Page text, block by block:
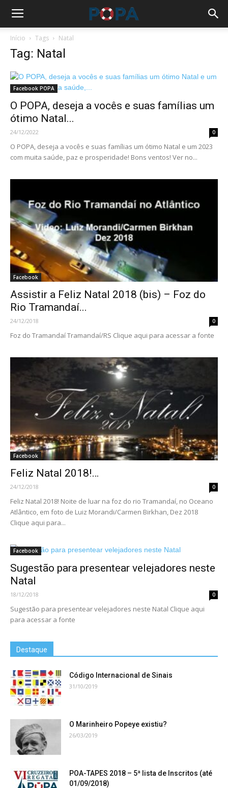
Início Tags Natal
Tag: Natal
Facebook POPA
O POPA, deseja a vocês e suas famílias um
ótimo Natal...
24/12/2022 0
O POPA, deseja a vocês e suas famílias um ótimo Natal e um 2023
com muita saúde, paz e prosperidade! Bons ventos! Ver no...
Facebook
Assistir a Feliz Natal 2018 (bis) – Foz do
Rio Tramandaí...
24/12/2018 0
Foz do Tramandaí Tramandaí/RS Clique aqui para acessar a fonte
Facebook
Feliz Natal 2018!…
24/12/2018 0
Feliz Natal 2018! Noite de luar na foz do rio Tramandaí, no Oceano
Atlântico, em foto de Luiz Morandi/Carmen Birkhan, Dez 2018
Clique aqui para...
Facebook
Sugestão para presentear velejadores neste
Natal
18/12/2018 0
Sugestão para presentear velejadores neste Natal Clique aqui
para acessar a fonte
Destaque
Código Internacional de Sinais
31/10/2019
O Marinheiro Popeye existiu?
26/03/2019
POA-TAPES 2018 – 5ª lista de Inscritos (até
01/09/2018)